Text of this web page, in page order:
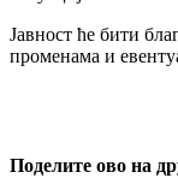
Јавност ће бити
променама и
Поделите ово на